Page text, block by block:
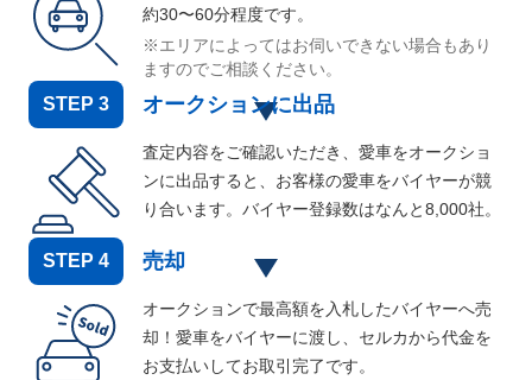
約30〜60分程度です。
※エリアによってはお伺いできない場合もあり
ますのでご相談ください。
STEP 3 オークションに出品
査定内容をご確認いただき、愛車をオークショ
ンに出品すると、お客様の愛車をバイヤーが競
り合います。バイヤー登録数はなんと8,000社。
STEP 4 売却
オークションで最高額を入札したバイヤーへ売
却！愛車をバイヤーに渡し、セルカから代金を
お支払いしてお取引完了です。